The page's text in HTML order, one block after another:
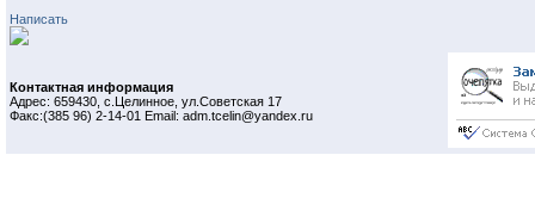
Написать
Контактная информация
Адрес: 659430, с.Целинное, ул.Советская 17
Факс:(385 96) 2-14-01 Email: adm.tcelin@yandex.ru